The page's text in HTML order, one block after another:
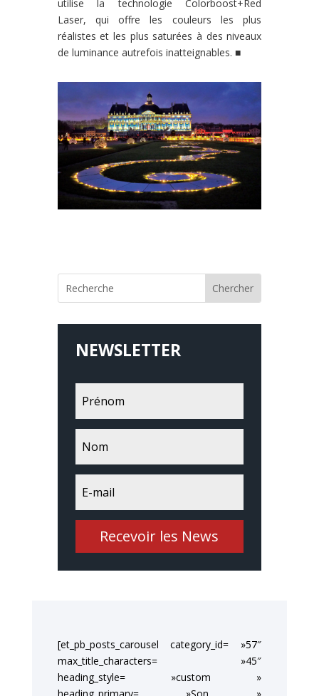
utilisela technologie Colorboost+Red
Laser, qui offre les couleursles plus
réalistes et les plus saturées à des niveaux
de luminance autrefois inatteignables. ■
NEWSLETTER
Recevoir les News
[et_pb_posts_carousel category_id= »57″
max_title_characters= »45″
heading_style= »custom »